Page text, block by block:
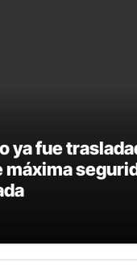
ya fue
máxima